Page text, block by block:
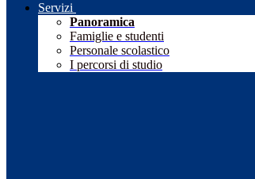
Servizi
Panoramica
Famiglie e studenti
Personale scolastico
I percorsi di studio